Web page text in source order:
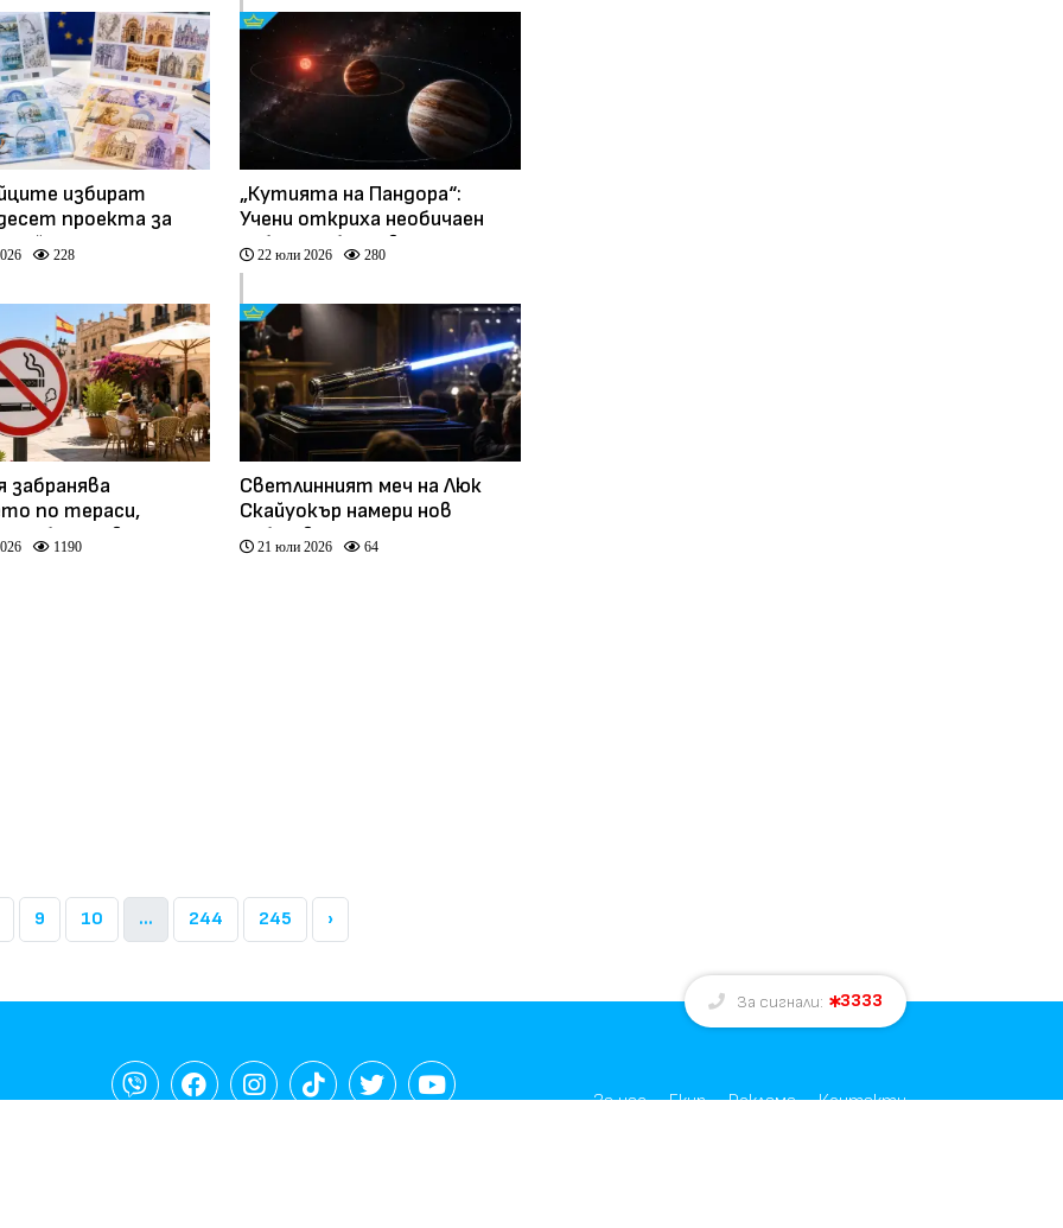
избират
проекта за
на
228
„Кутията на Пандора“:
Учени откриха необичаен
небесен обект в Млечния
път
22 юли 2026 280
забранява
по тераси,
и обществени
1190
Светлинният меч на Люк
Скайуокър намери нов
собственик за 3,75 млн.
долара
21 юли 2026 64
9 10 ... 244 245 ›
За сигнали: 3333
За нас Екип Реклама Контакти